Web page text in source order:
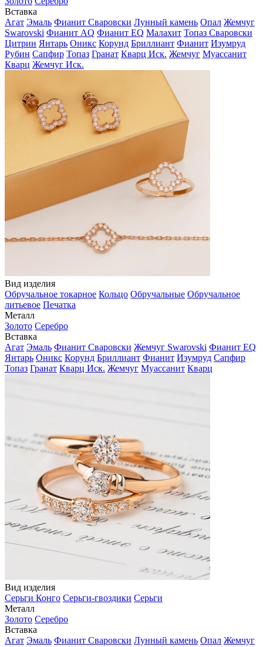
Вставка
Агат Эмаль Фианит Сваровски Лунный камень Опал Жемчуг
Swarovski Фианит AQ Фианит EQ Малахит Топаз Сваровски
Цитрин Янтарь Оникс Корунд Бриллиант Фианит Изумруд
Рубин Сапфир Топаз Гранат Кварц Иск. Жемчуг Муассанит
Кварц Жемчуг Иск.
Вид изделия
Обручальное токарное Кольцо Обручальные Обручальное
литьевое Печатка
Металл
Золото Серебро
Вставка
Агат Эмаль Фианит Сваровски Жемчуг Swarovski Фианит EQ
Янтарь Оникс Корунд Бриллиант Фианит Изумруд Сапфир
Топаз Гранат Кварц Иск. Жемчуг Муассанит Кварц
Вид изделия
Серьги Конго Серьги-гвоздики Серьги
Металл
Золото Серебро
Вставка
Агат Эмаль Фианит Сваровски Лунный камень Опал Жемчуг